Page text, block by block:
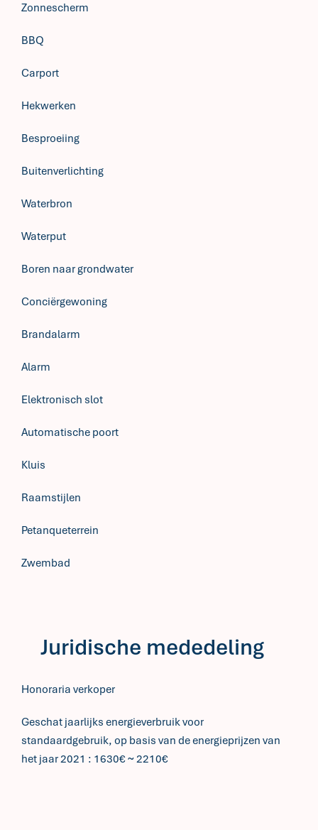
Zonnescherm
BBQ
Carport
Hekwerken
Besproeiing
Buitenverlichting
Waterbron
Waterput
Boren naar grondwater
Conciërgewoning
Brandalarm
Alarm
Elektronisch slot
Automatische poort
Kluis
Raamstijlen
Petanqueterrein
Zwembad
Juridische mededeling
Honoraria verkoper
Geschat jaarlijks energieverbruik voor
standaardgebruik, op basis van de energieprijzen van
het jaar 2021 : 1630€ ~ 2210€